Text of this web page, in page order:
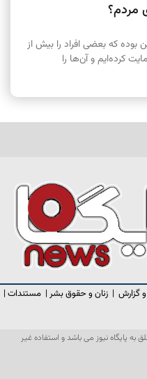
مردم؟
که بعضی افراد را بیش از
کرده‌ایم و آن‌ها را
گزارش | زنان و حقوق بشر | مستندات |
پایگاه نیوز می باشد و استفاده غیر